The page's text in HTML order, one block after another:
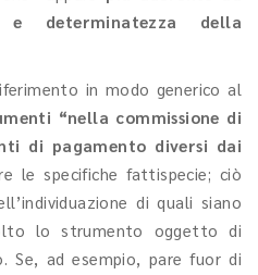
determinatezza della
in modo generico al
“nella commissione di
di pagamento diversi dai
le specifiche fattispecie; ciò
di quali siano
lo strumento oggetto di
Se, ad esempio, pare fuor di